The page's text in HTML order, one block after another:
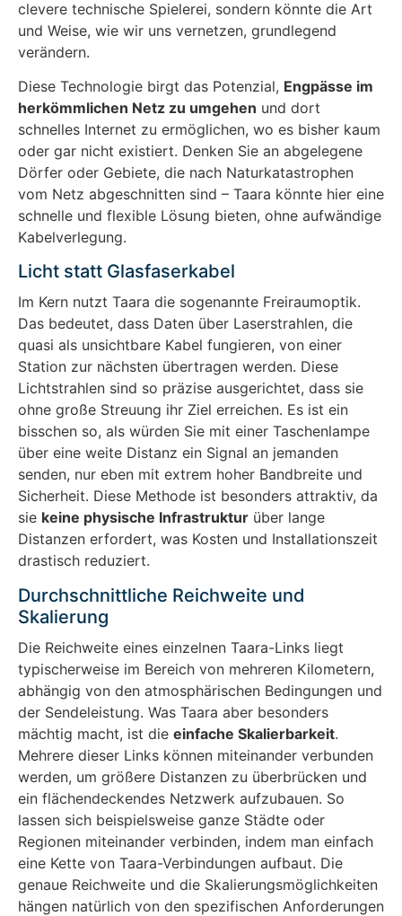
clevere technische Spielerei, sondern könnte die Art
und Weise, wie wir uns vernetzen, grundlegend
verändern.
Diese Technologie birgt das Potenzial, Engpässe im
herkömmlichen Netz zu umgehen und dort
schnelles Internet zu ermöglichen, wo es bisher kaum
oder gar nicht existiert. Denken Sie an abgelegene
Dörfer oder Gebiete, die nach Naturkatastrophen
vom Netz abgeschnitten sind – Taara könnte hier eine
schnelle und flexible Lösung bieten, ohne aufwändige
Kabelverlegung.
Licht statt Glasfaserkabel
Im Kern nutzt Taara die sogenannte Freiraumoptik.
Das bedeutet, dass Daten über Laserstrahlen, die
quasi als unsichtbare Kabel fungieren, von einer
Station zur nächsten übertragen werden. Diese
Lichtstrahlen sind so präzise ausgerichtet, dass sie
ohne große Streuung ihr Ziel erreichen. Es ist ein
bisschen so, als würden Sie mit einer Taschenlampe
über eine weite Distanz ein Signal an jemanden
senden, nur eben mit extrem hoher Bandbreite und
Sicherheit. Diese Methode ist besonders attraktiv, da
sie keine physische Infrastruktur über lange
Distanzen erfordert, was Kosten und Installationszeit
drastisch reduziert.
Durchschnittliche Reichweite und
Skalierung
Die Reichweite eines einzelnen Taara-Links liegt
typischerweise im Bereich von mehreren Kilometern,
abhängig von den atmosphärischen Bedingungen und
der Sendeleistung. Was Taara aber besonders
mächtig macht, ist die einfache Skalierbarkeit.
Mehrere dieser Links können miteinander verbunden
werden, um größere Distanzen zu überbrücken und
ein flächendeckendes Netzwerk aufzubauen. So
lassen sich beispielsweise ganze Städte oder
Regionen miteinander verbinden, indem man einfach
eine Kette von Taara-Verbindungen aufbaut. Die
genaue Reichweite und die Skalierungsmöglichkeiten
hängen natürlich von den spezifischen Anforderungen